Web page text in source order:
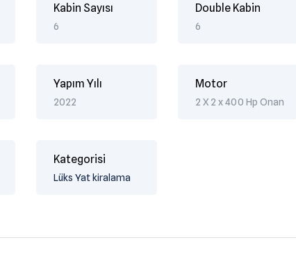
Kabin Sayısı
6
Double Kabin
6
Yapım Yılı
2022
Motor
2 X 2 x 400 Hp Onan
Kategorisi
Lüks Yat kiralama